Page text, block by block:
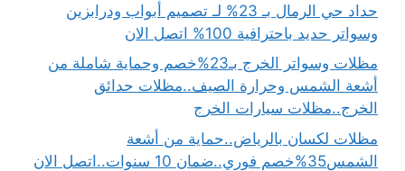
حداد حي الرمال بـ 23% لـ تصميم أبواب ودرابزين
وسواتر حديد باحترافية 100% اتصل الان
مظلات وسواتر الخرج بـ23%خصم وحماية شاملة من
أشعة الشمس وحرارة الصيف..مظلات حدائق
الخرج..مظلات سيارات الخرج
مظلات لكسان بالرياض..حماية من أشعة
الشمس35%خصم فوري..ضمان 10 سنوات..اتصل الان